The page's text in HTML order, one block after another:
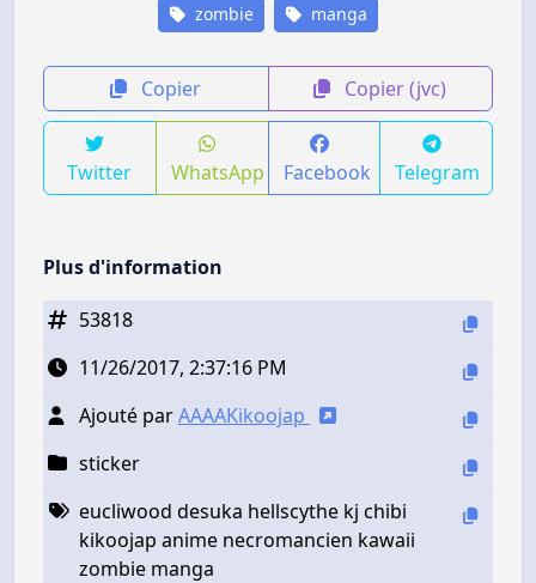
zombie manga
Copier Copier (jvc)
Twitter WhatsApp Facebook Telegram
Plus d'information
53818
11/26/2017, 2:37:16 PM
Ajouté parAAAAKikoojap
sticker
eucliwood desuka hellscythe kj chibi
kikoojap anime necromancien kawaii
zombie manga